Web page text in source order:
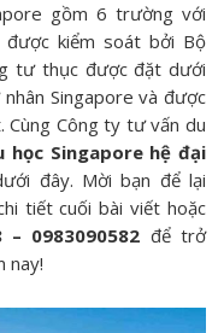
gồm 6 trường với
kiểm soát bởi Bộ
tư thục được đặt dưới
Singapore và được
Công ty tư vấn du
học Singapore hệ đại
đây. Mời bạn để lại
tiết cuối bài viết hoặc
– 0983090582 để trở
nay!